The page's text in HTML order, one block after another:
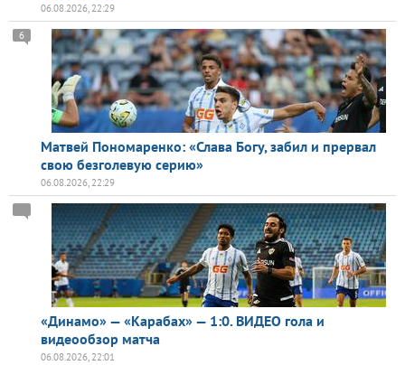
06.08.2026, 22:29
Матвей Пономаренко: «Слава Богу, забил и прервал
свою безголевую серию»
6
06.08.2026, 22:29
«Динамо» — «Карабах» — 1:0. ВИДЕО гола и
видеообзор матча
06.08.2026, 22:01